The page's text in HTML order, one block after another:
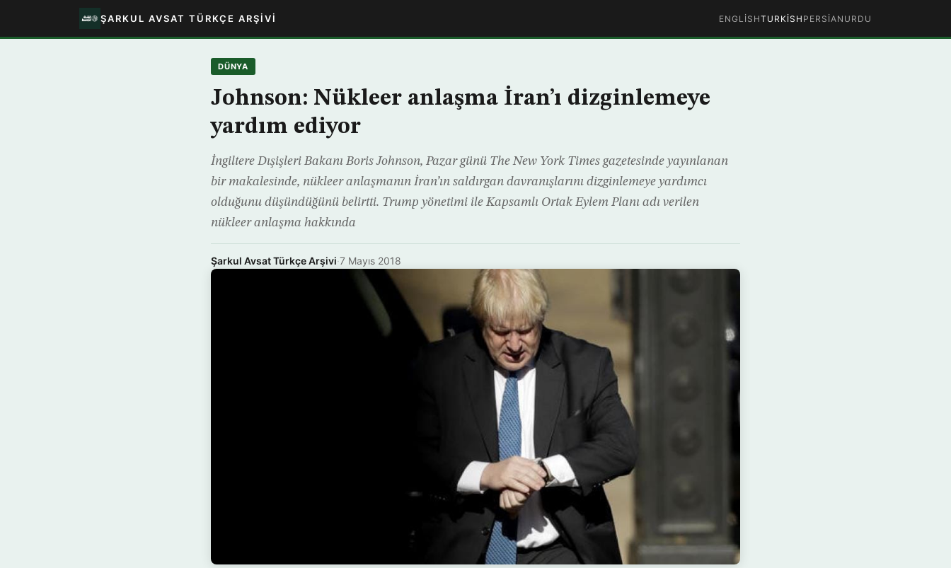
ŞARKUL AVSAT TÜRKÇE ARŞIVI ENGLISHTURKISH PERSIAN URDU
DÜNYA
Johnson: Nükleer anlaşma İran’ı dizginlemeye
yardım ediyor
İngiltere Dışişleri Bakanı Boris Johnson, Pazar günü The New York Times gazetesinde yayınlanan
bir makalesinde, nükleer anlaşmanın İran’ın saldırgan davranışlarını dizginlemeye yardımcı
olduğunu düşündüğünü belirtti. Trump yönetimi ile Kapsamlı Ortak Eylem Planı adı verilen
nükleer anlaşma hakkında
Şarkul Avsat Türkçe Arşivi·7 Mayıs 2018